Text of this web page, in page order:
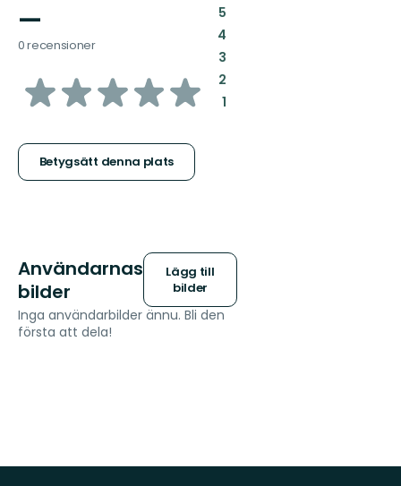
—
0 recensioner
av
stjärnor
Betygsätt denna plats
5:
4:
3:
2:
1:
Användarnas
bilder
Lägg till
bilder
Inga användarbilder ännu. Bli den
första att dela!